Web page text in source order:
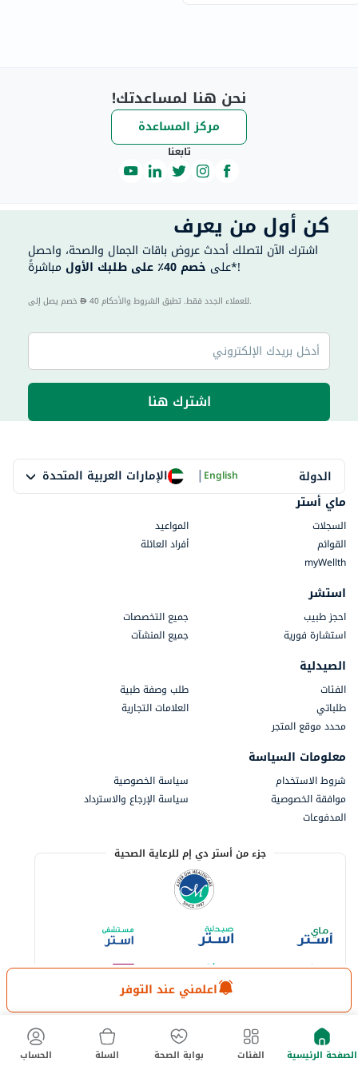
اعلمني عند التوفر
نحن هنا لمساعدتك!
مركز المساعدة
تابعنا
كن أول من يعرف
اشترك الآن لتصلك أحدث عروض باقات الجمال والصحة، واحصل
على خصم 40٪ على طلبك الأول مباشرةً*!
40 للعملاء الجدد فقط. تطبق الشروط والأحكام.
اشترك هنا
الدولة الإمارات العربية المتحدة |English
ماي أستر
السجلات
المواعيد
القوائم
أفراد العائلة
myWellth
استشر
احجز طبيب
جميع التخصصات
استشارة فورية
جميع المنشآت
الصيدلية
الفئات
طلب وصفة طبية
طلباتي
العلامات التجارية
محدد موقع المتجر
معلومات السياسة
شروط الاستخدام
سياسة الخصوصية
موافقة الخصوصية
سياسة الإرجاع والاسترداد
المدفوعات
جزء من أستر دي إم للرعاية الصحية
الصفحة الرئيسية الفئات بوابة الصحة السلة الحساب